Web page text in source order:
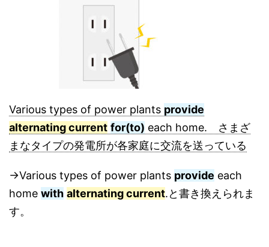
Various types of power plants provide
alternating current for(to) each home. さまざ
まなタイプの発電所が各家庭に交流を送っている
→Various types of power plants provide each
home with alternating current.と書き換えられま
す。